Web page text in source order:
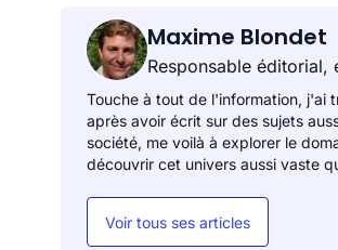
Maxime Blondet
Responsable éditorial,
Touche à tout de l'information, j'ai
après avoir écrit sur des sujets
société, me voilà à explorer le
découvrir cet univers aussi vaste
Voir tous ses articles